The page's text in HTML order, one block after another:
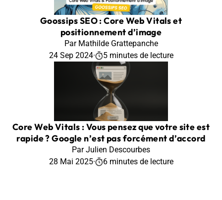
Goossips SEO : Core Web Vitals et
positionnement d’image
Par Mathilde Grattepanche
24 Sep 2024· 5 minutes de lecture
Core Web Vitals : Vous pensez que votre site est
rapide ? Google n’est pas forcément d’accord
Par Julien Descourbes
28 Mai 2025· 6 minutes de lecture